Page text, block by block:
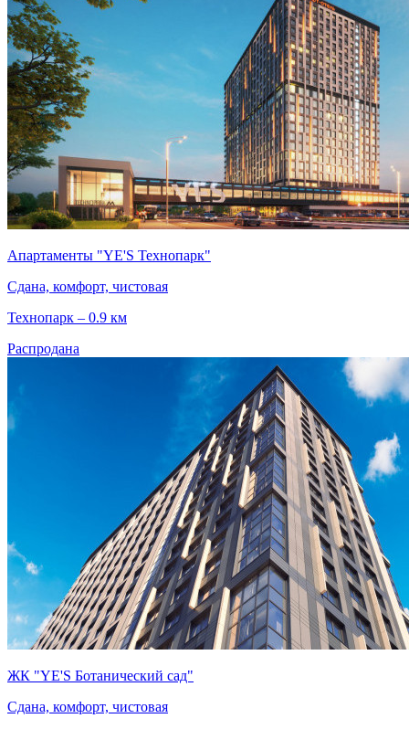
Апартаменты "YE'S Технопарк"
Сдана, комфорт, чистовая
Технопарк – 0.9 км
Распродана
ЖК "YE'S Ботанический сад"
Сдана, комфорт, чистовая